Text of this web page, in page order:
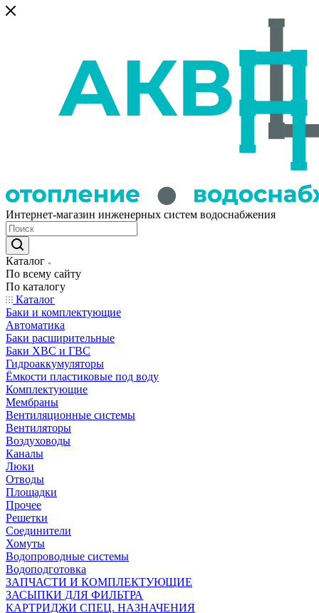
Интернет-магазин инженерных систем водоснабжения
Каталог
По всему сайту
По каталогу
Каталог
Баки и комплектующие
Автоматика
Баки расширительные
Баки ХВС и ГВС
Гидроаккумуляторы
Ёмкости пластиковые под воду
Комплектующие
Мембраны
Вентиляционные системы
Вентиляторы
Воздуховоды
Каналы
Люки
Отводы
Площадки
Прочее
Решетки
Соединители
Хомуты
Водопроводные системы
Водоподготовка
ЗАПЧАСТИ И КОМПЛЕКТУЮЩИЕ
ЗАСЫПКИ ДЛЯ ФИЛЬТРА
КАРТРИДЖИ СПЕЦ. НАЗНАЧЕНИЯ